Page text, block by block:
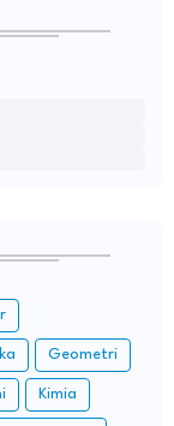
Geometri
Kimia